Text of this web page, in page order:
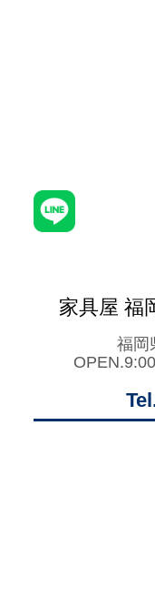
家具屋 福
福岡